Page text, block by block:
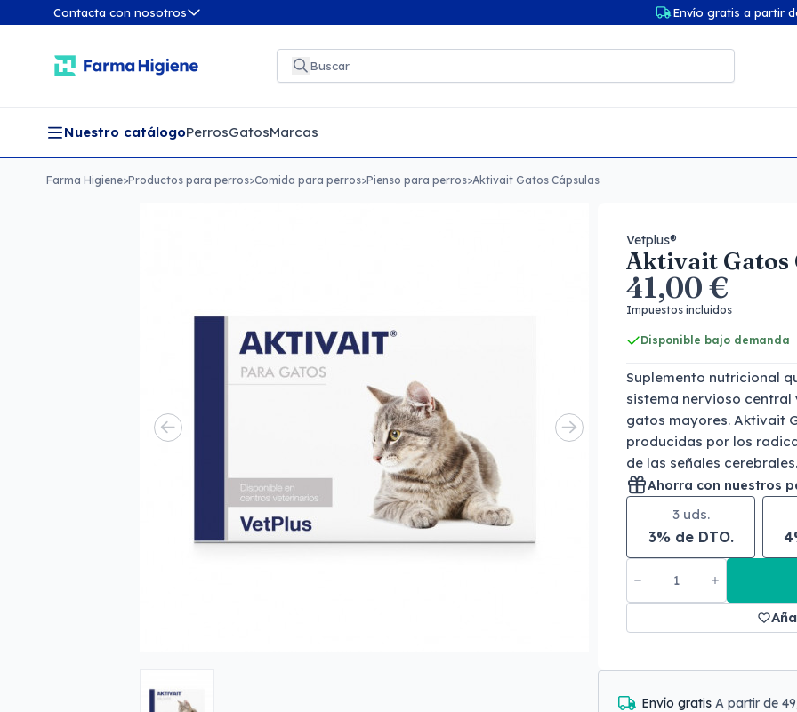
Contacta con nosotros Envío gratis a partir
Nuestro catálogoPerrosGatosMarcas
Farma Higiene>Productos para perros>Comida para perros>Pienso para perros>Aktivait Gatos Cápsulas
Vetplus®
Aktivait Gatos
41,00 €
Impuestos incluidos
Disponible bajo demanda
Suplemento nutricional
sistema nervioso
gatos mayores. Aktivait
producidas por los
de las señales cerebrales.
Ahorra con nuestros
3 uds.
3% de DTO.
Envío gratis A partir de